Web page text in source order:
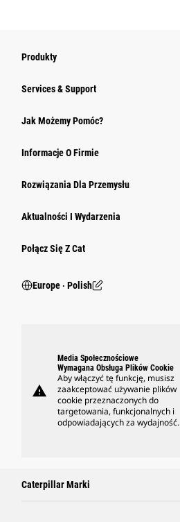
Produkty
Services & Support
Jak Możemy Pomóc?
Informacje O Firmie
Rozwiązania Dla Przemysłu
Aktualności I Wydarzenia
Połącz Się Z Cat
Europe ‧ Polish
warning
Media Społecznościowe
Wymagana Obsługa Plików Cookie
Aby włączyć tę funkcję, musisz
zaakceptować używanie plików
cookie przeznaczonych do
targetowania, funkcjonalnych i
odpowiadających za wydajność.
Caterpillar Marki